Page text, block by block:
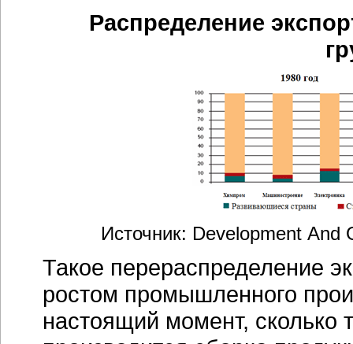
Распределение
Источник: Development
Такое перераспределение
ростом промышленного
настоящий момент, сколько